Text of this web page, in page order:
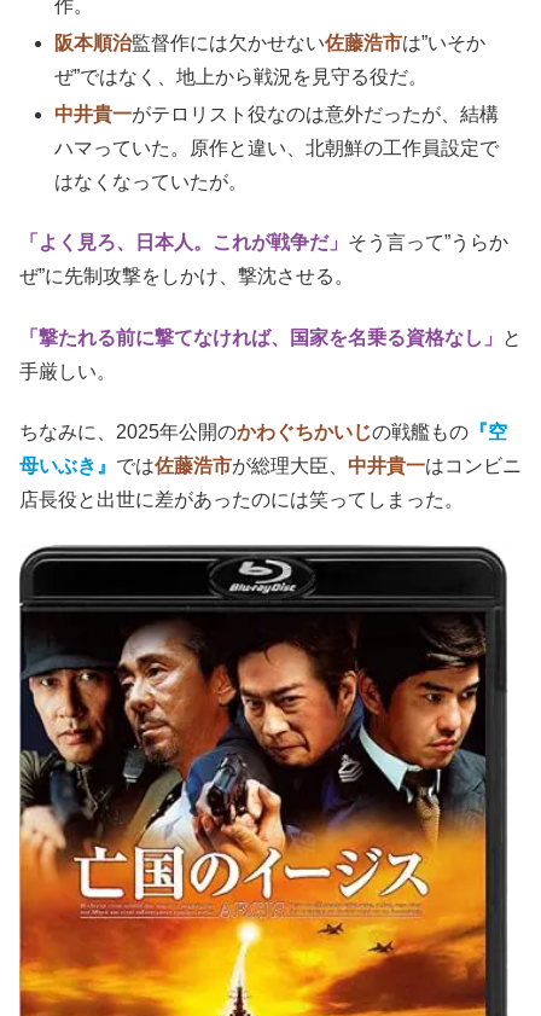
作。
阪本順治監督作には欠かせない佐藤浩市は”いそか
ぜ”ではなく、地上から戦況を見守る役だ。
中井貴一がテロリスト役なのは意外だったが、結構
ハマっていた。原作と違い、北朝鮮の工作員設定で
はなくなっていたが。
「よく見ろ、日本人。これが戦争だ」 そう言って”うらか
ぜ”に先制攻撃をしかけ、撃沈させる。
「撃たれる前に撃てなければ、国家を名乗る資格なし」
と
手厳しい。
ちなみに、2025年公開のかわぐちかいじの戦艦もの 『空
母いぶき』 では佐藤浩市が総理大臣、 中井貴一はコンビニ
店長役と出世に差があったのには笑ってしまった。